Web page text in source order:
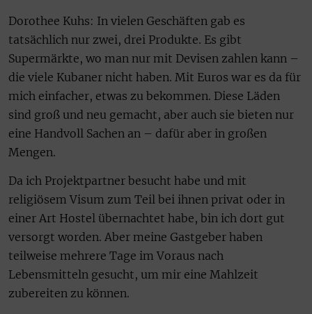
Dorothee Kuhs: In vielen Geschäften gab es
tatsächlich nur zwei, drei Produkte. Es gibt
Supermärkte, wo man nur mit Devisen zahlen kann –
die viele Kubaner nicht haben. Mit Euros war es da für
mich einfacher, etwas zu bekommen. Diese Läden
sind groß und neu gemacht, aber auch sie bieten nur
eine Handvoll Sachen an – dafür aber in großen
Mengen.
Da ich Projektpartner besucht habe und mit
religiösem Visum zum Teil bei ihnen privat oder in
einer Art Hostel übernachtet habe, bin ich dort gut
versorgt worden. Aber meine Gastgeber haben
teilweise mehrere Tage im Voraus nach
Lebensmitteln gesucht, um mir eine Mahlzeit
zubereiten zu können.